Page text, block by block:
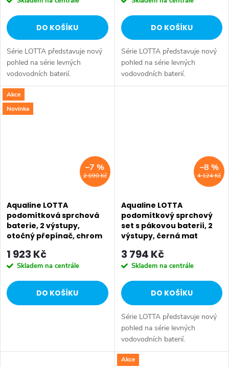
DO KOŠÍKU
Série LOTTA představuje nový
pohled na série levných
vodovodních baterií.
Umyvadlová stojánková baterie
má dostatečnou výšku 85 mm
k perlátoru pro pohodlné omytí
DO KOŠÍKU
Série LOTTA představuje nový
pohled na série levných
vodovodních baterií.
Umyvadlová stojánková baterie
Akce
Novinka
2 090 Kč
–7 %
Aqualine LOTTA
podomítková sprchová
baterie, 2 výstupy,
otočný přepínač, chrom
1 923 Kč
Skladem na centrále
DO KOŠÍKU
4 124 Kč
–8 %
Aqualine LOTTA
podomítkový sprchový
set s pákovou baterií, 2
výstupy, černá mat
3 794 Kč
Skladem na centrále
DO KOŠÍKU
Série LOTTA představuje nový
pohled na série levných
vodovodních baterií.
Umyvadlová stojánková baterie
má dostatečnou výšku 85 mm
Akce